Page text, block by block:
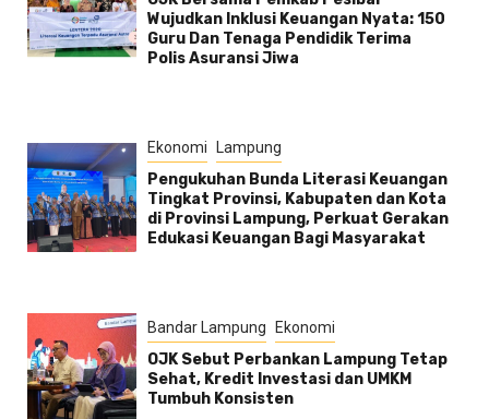
Wujudkan Inklusi Keuangan Nyata: 150
Guru Dan Tenaga Pendidik Terima
Polis Asuransi Jiwa
Ekonomi Lampung
Pengukuhan Bunda Literasi Keuangan
Tingkat Provinsi, Kabupaten dan Kota
di Provinsi Lampung, Perkuat Gerakan
Edukasi Keuangan Bagi Masyarakat
Bandar Lampung Ekonomi
OJK Sebut Perbankan Lampung Tetap
Sehat, Kredit Investasi dan UMKM
Tumbuh Konsisten